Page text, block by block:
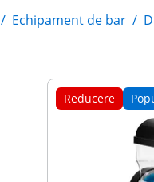
/ Echipament de bar /
Reducere